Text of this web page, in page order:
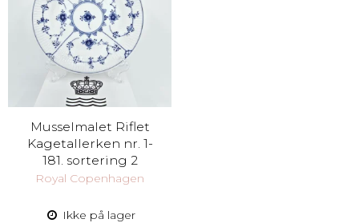
Musselmalet Riflet
Kagetallerken nr. 1-
181. sortering 2
Royal Copenhagen
Ikke på lager